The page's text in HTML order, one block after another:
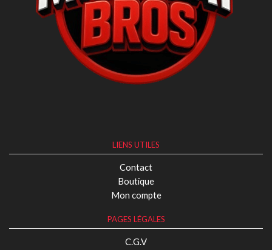
LIENS UTILES
Contact
Boutique
Mon compte
PAGES LÉGALES
C.G.V